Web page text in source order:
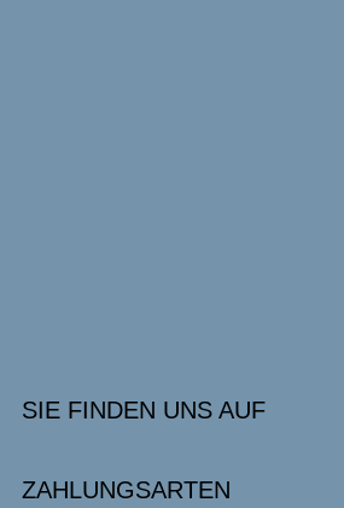
SIE FINDEN UNS AUF
ZAHLUNGSARTEN